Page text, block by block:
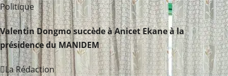
a
t
i
Politique
Valentin Dongmo succède à Anicet Ekane à la
présidence du MANIDEM
La Rédaction